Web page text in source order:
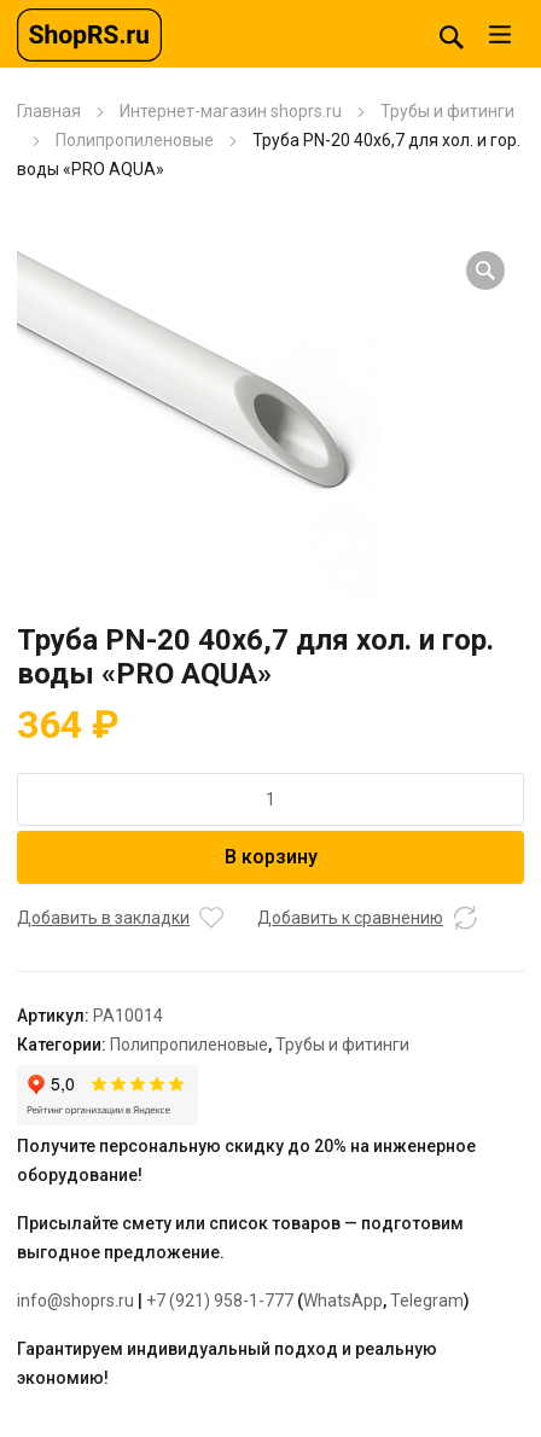
Главная Интернет-магазин shoprs.ru
Трубы и фитинги
Полипропиленовые
Труба PN-20 40х6,7 для хол. и гор.
воды «PRO AQUA»
Труба PN-20 40х6,7 для хол. и гор.
воды «PRO AQUA»
364 ₽
Труба
40х6,7
гор.
воды
"PRO
AQUA"
В корзину
Добавить в закладки Добавить к сравнению
Артикул: PA10014
Категории: Полипропиленовые,Трубы и фитинги
Получите персональную скидку до 20% на инженерное
оборудование!
Присылайте смету или список товаров — подготовим
выгодное предложение.
info@shoprs.ru +7 (921) 958-1-777 (WhatsApp,Telegram)
Гарантируем индивидуальный подход и реальную
экономию!